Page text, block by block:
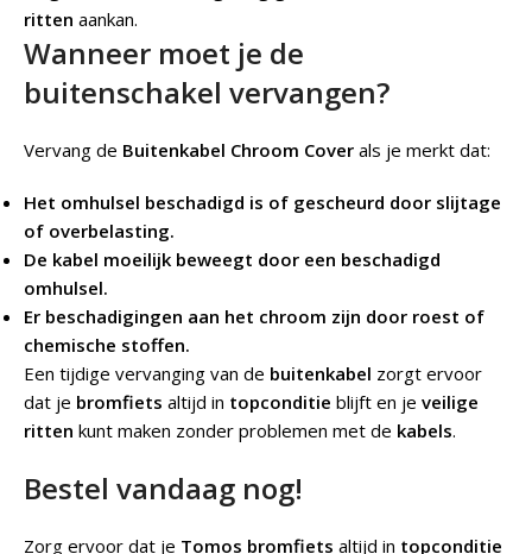
ritten aankan.
Wanneer moet je de
buitenschakel vervangen?
Vervang de Buitenkabel Chroom Cover als je merkt dat:
Het omhulsel beschadigd is of gescheurd door slijtage
of overbelasting.
De kabel moeilijk beweegt door een beschadigd
omhulsel.
Er beschadigingen aan het chroom zijn door roest of
chemische stoffen.
Een tijdige vervanging van de buitenkabel zorgt ervoor
dat je bromfiets altijd in topconditie blijft en je veilige
ritten kunt maken zonder problemen met de kabels.
Bestel vandaag nog!
Zorg ervoor dat je Tomos bromfiets altijd in topconditie